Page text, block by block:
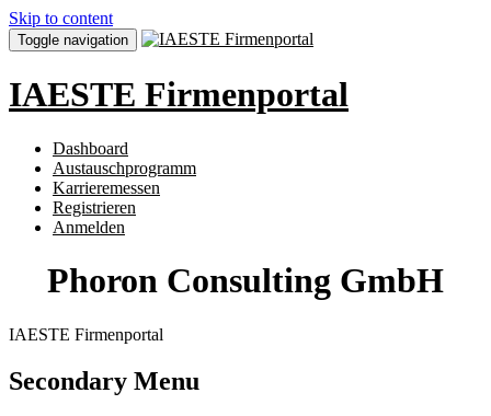
Skip to content
Toggle navigation
IAESTE Firmenportal
Dashboard
Austauschprogramm
Karrieremessen
Registrieren
Anmelden
Phoron Consulting GmbH
IAESTE Firmenportal
Secondary Menu